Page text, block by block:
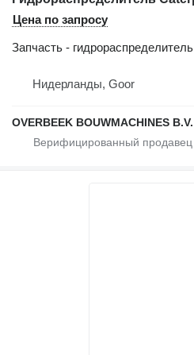
Цена по запросу
Запчасть - гидрораспределитель
Нидерланды, Goor
OVERBEEK BOUWMACHINES B.V.